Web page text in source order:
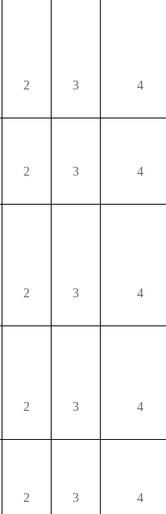
2 3 4
2 3 4
2 3 4
2 3 4
2 3 4